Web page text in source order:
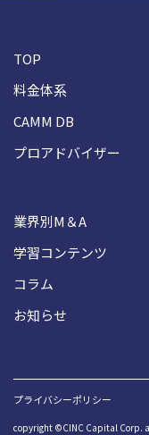
TOP
料金体系
CAMM DB
プロアドバイザー
業界別M＆A
学習コンテンツ
コラム
お知らせ
プライバシーポリシー
copyright ©CINC Capital Corp.